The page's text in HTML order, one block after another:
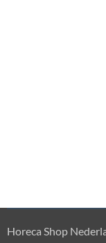
Horeca Shop